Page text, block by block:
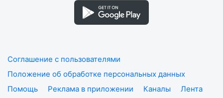
Соглашение с пользователями
Положение об обработке персональных данных
Помощь
Реклама в приложении Каналы
Лента